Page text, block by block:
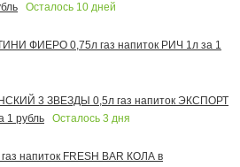
Осталось 10 дней
ФИЕРО 0,75л газ напиток РИЧ 1л за 1
3 ЗВЕЗДЫ 0,5л газ напиток ЭКСПОРТ
рубль
Осталось 3 дня
напиток FRESH BAR КОЛА в